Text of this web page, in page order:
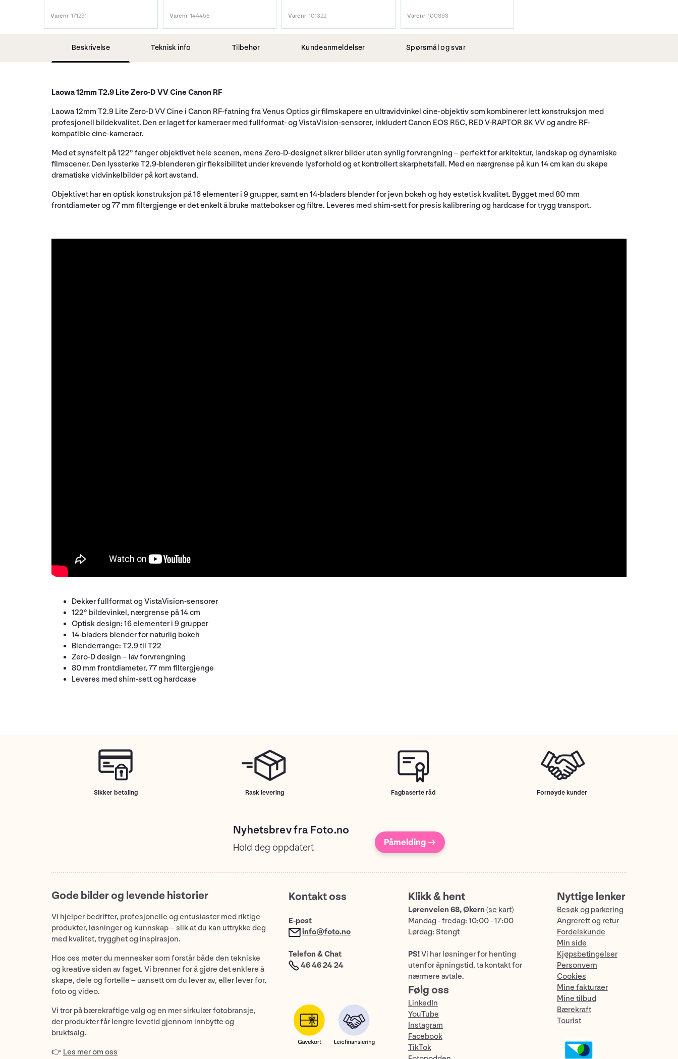
Varenr 171291 Varenr 144456 Varenr 101322 Varenr 100893
Beskrivelse Teknisk info Tilbehør Kundeanmeldelser Spørsmål og svar
Laowa 12mm T2.9 Lite Zero-D VV Cine Canon RF
Laowa 12mm T2.9 Lite Zero-D VV Cine i Canon RF-fatning fra Venus Optics gir filmskapere en ultravidvinkel cine-objektiv som kombinerer lett konstruksjon med
profesjonell bildekvalitet. Den er laget for kameraer med fullformat- og VistaVision-sensorer, inkludert Canon EOS R5C, RED V-RAPTOR 8K VV og andre RF-
kompatible cine-kameraer.
Med et synsfelt på 122° fanger objektivet hele scenen, mens Zero-D-designet sikrer bilder uten synlig forvrengning – perfekt for arkitektur, landskap og dynamiske
filmscener. Den lyssterke T2.9-blenderen gir fleksibilitet under krevende lysforhold og et kontrollert skarphetsfall. Med en nærgrense på kun 14 cm kan du skape
dramatiske vidvinkelbilder på kort avstand.
Objektivet har en optisk konstruksjon på 16 elementer i 9 grupper, samt en 14-bladers blender for jevn bokeh og høy estetisk kvalitet. Bygget med 80 mm
frontdiameter og 77 mm filtergjenge er det enkelt å bruke mattebokser og filtre. Leveres med shim-sett for presis kalibrering og hardcase for trygg transport.
Dekker fullformat og VistaVision-sensorer
122° bildevinkel, nærgrense på 14 cm
Optisk design: 16 elementer i 9 grupper
14-bladers blender for naturlig bokeh
Blenderrange: T2.9 til T22
Zero-D design – lav forvrengning
80 mm frontdiameter, 77 mm filtergjenge
Leveres med shim-sett og hardcase
Sikker betaling Rask levering Fagbaserte råd Fornøyde kunder
Nyhetsbrev fra Foto.no
Hold deg oppdatert Påmelding →
Gode bilder og levende historier
Vi hjelper bedrifter, profesjonelle og entusiaster med riktige
produkter, løsninger og kunnskap – slik at du kan uttrykke deg
med kvalitet, trygghet og inspirasjon.
Hos oss møter du mennesker som forstår både den tekniske
og kreative siden av faget. Vi brenner for å gjøre det enklere å
skape, dele og fortelle – uansett om du lever av, eller lever for,
foto og video.
Vi tror på bærekraftige valg og en mer sirkulær fotobransje,
der produkter får lengre levetid gjennom innbytte og
bruktsalg.
👉 Les mer om oss
Kontakt oss
E-post
info@foto.no
Telefon & Chat
46 46 24 24
Klikk & hent
Lørenveien 68, Økern (se kart)
Mandag - fredag: 10:00 - 17:00
Lørdag: Stengt
PS!Vi har løsninger for henting
utenfor åpningstid, ta kontakt for
nærmere avtale.
Følg oss
LinkedIn
YouTube
Instagram
Facebook
TikTok
Nyttige lenker
Besøk og parkering
Angrerett og retur
Fordelskunde
Min side
Kjøpsbetingelser
Personvern
Cookies
Mine fakturaer
Mine tilbud
Bærekraft
Tourist